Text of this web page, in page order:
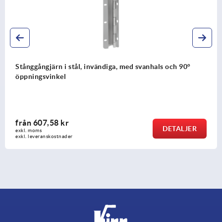
med svanhals och 90° Säkerhets-spännspakar
från
exkl. moms
exkl. leveranskostnader